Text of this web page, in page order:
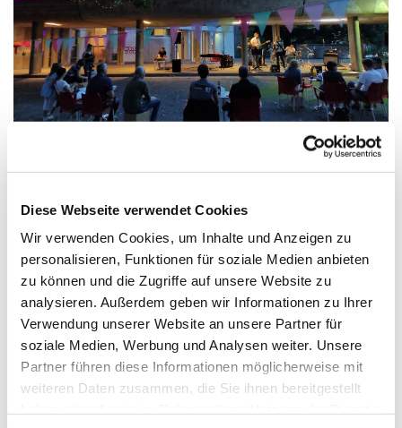
Diese Webseite verwendet Cookies
Wir verwenden Cookies, um Inhalte und Anzeigen zu
personalisieren, Funktionen für soziale Medien anbieten
zu können und die Zugriffe auf unsere Website zu
analysieren. Außerdem geben wir Informationen zu Ihrer
Verwendung unserer Website an unsere Partner für
soziale Medien, Werbung und Analysen weiter. Unsere
Partner führen diese Informationen möglicherweise mit
weiteren Daten zusammen, die Sie ihnen bereitgestellt
CROSS...seit 2013 im Herzen von Kassel.
In der CROSS fühlt man sich sofort wohl. Dank einer
umfassenden Umbaumaßnahme ist ein heller moderner